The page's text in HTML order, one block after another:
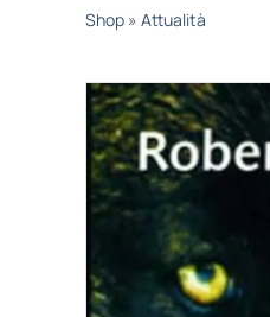
Shop» Attualità